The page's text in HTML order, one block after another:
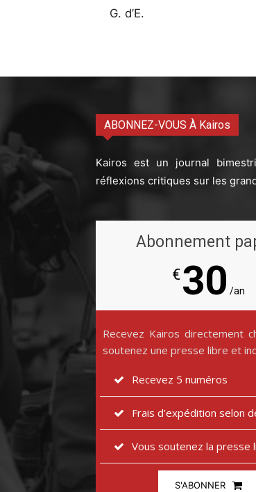
G. d’E.
ABONNEZ-VOUS À Kairos
Kairos est un journal
réflexions critiques sur les
Abonnement
€30 /an
Recevez Kairos directement
soutenez une presse libre et
Recevez 5 numéros
Frais d’expédition selon
Vous soutenez la presse
S'ABONNER